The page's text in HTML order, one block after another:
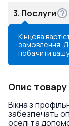
3. Послуги
Кінцева
замовлення.
побачити
Опис товару
Вікна з
забезпечать
оселі та